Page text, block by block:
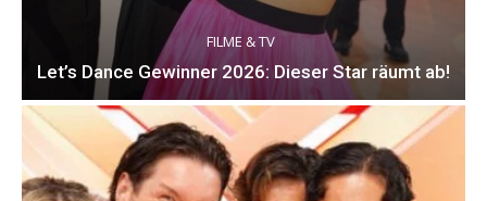
FILME & TV
Let’s Dance Gewinner 2026: Dieser Star räumt ab!